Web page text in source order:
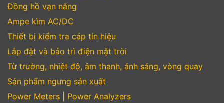
Đồng hồ vạn năng
Ampe kìm AC/DC
Thiết bị kiểm tra cáp tín hiệu
Lắp đặt và bảo trì điện mặt trời
Từ trường, nhiệt độ, âm thanh, ánh sáng, vòng quay
Sản phẩm ngưng sản xuất
Power Meters | Power Analyzers